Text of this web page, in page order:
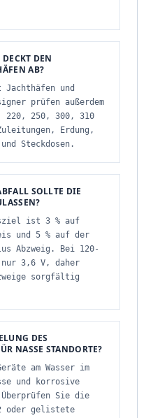
DEN
AB?
Jachthäfen und
prüfen außerdem
250, 300, 310
Erdung,
Steckdosen.
SOLLTE DIE
ist 3 % auf
und 5 % auf der
Abzweig. Bei 120-
nur 3,6 V, daher
sorgfältig
DES
NASSE STANDORTE?
am Wasser im
und korrosive
Sie die
oder gelistete